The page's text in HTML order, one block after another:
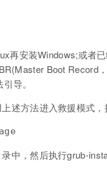
再安装Windows;或者
Boot Record
导。
述方法进入救援模式，
中，然后执行grub-